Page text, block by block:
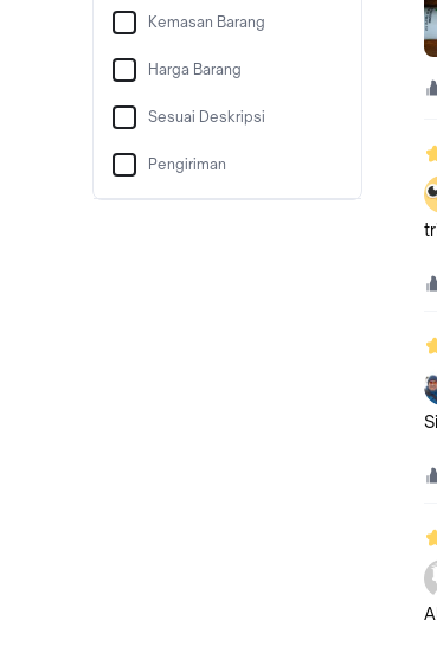
Kemasan Barang
Harga Barang
Sesuai Deskripsi
Pengiriman